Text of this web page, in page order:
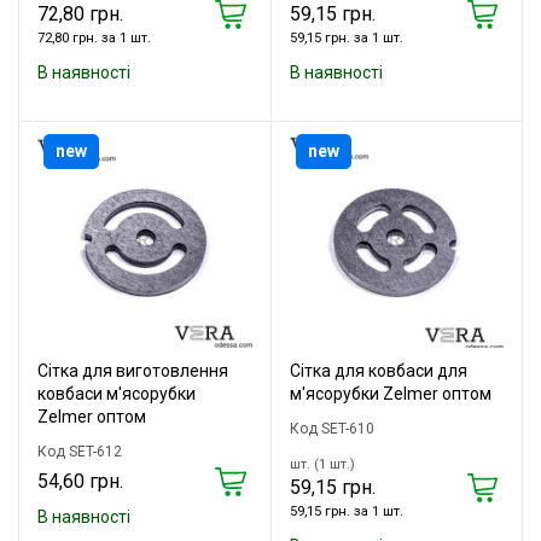
72,80 грн.
72,80 грн. за 1 шт.
В наявності
59,15 грн.
59,15 грн. за 1 шт.
В наявності
Сітка для виготовлення
ковбаси м'ясорубки
Zelmer оптом
Код SET-612
54,60 грн.
В наявності
new
Сітка для ковбаси для
м'ясорубки Zelmer оптом
Код SET-610
шт. (1 шт.)
59,15 грн.
59,15 грн. за 1 шт.
new